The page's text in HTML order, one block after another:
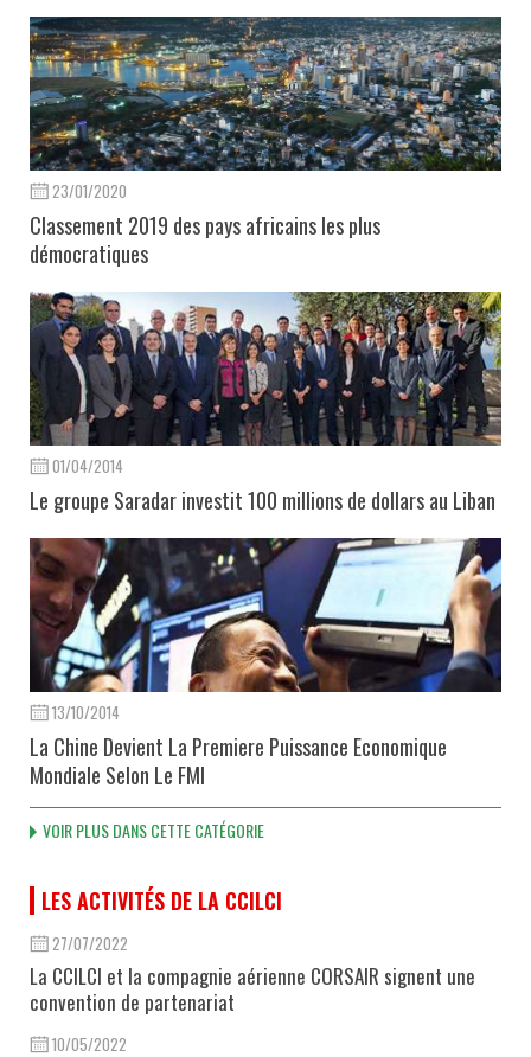
23/01/2020
Classement 2019 des pays africains les plus
démocratiques
01/04/2014
Le groupe Saradar investit 100 millions de dollars au Liban
13/10/2014
La Chine Devient La Premiere Puissance Economique
Mondiale Selon Le FMI
VOIR PLUS DANS CETTE CATÉGORIE
LES ACTIVITÉS DE LA CCILCI
27/07/2022
La CCILCI et la compagnie aérienne CORSAIR signent une
convention de partenariat
10/05/2022